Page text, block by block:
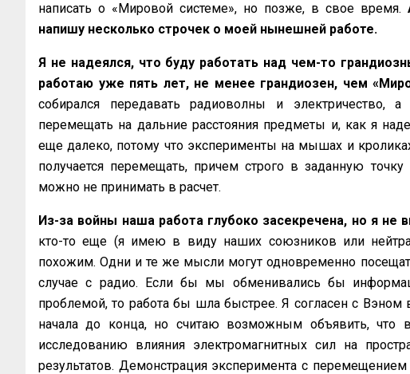
написать о «Мировой системе», но позже, в свое время.
напишу несколько строчек о моей нынешней работе.
Я не надеялся, что буду работать над чем-то
работаю уже пять лет, не менее грандиозен, чем
собирался передавать радиоволны и электричество,
перемещать на дальние расстояния предметы и, как я
еще далеко, потому что эксперименты на мышах и
получается перемещать, причем строго в заданную
можно не принимать в расчет.
Из-за войны наша работа глубоко засекречена, но я не
кто-то еще (я имею в виду наших союзников или
похожим. Одни и те же мысли могут одновременно
случае с радио. Если бы мы обменивались бы
проблемой, то работа бы шла быстрее. Я согласен с Вэном
начала до конца, но считаю возможным объявить, что
исследованию влияния электромагнитных сил на
результатов. Демонстрация эксперимента с